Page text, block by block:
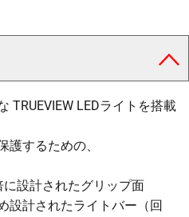
TRUEVIEW LEDライトを搭載
護するための、
に設計されたグリップ面
設計されたライトバー（回